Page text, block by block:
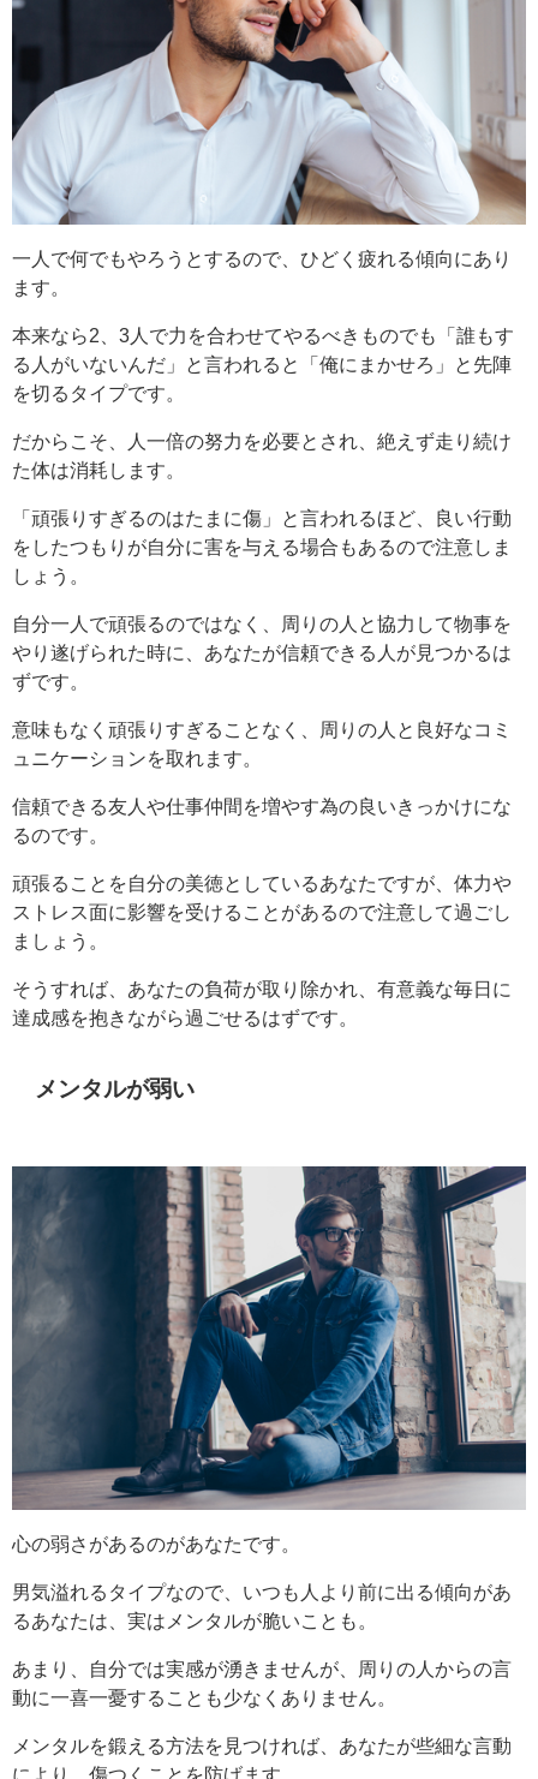
一人で何でもやろうとするので、ひどく疲れる傾向にあり
ます。
本来なら2、3人で力を合わせてやるべきものでも「誰もす
る人がいないんだ」と言われると「俺にまかせろ」と先陣
を切るタイプです。
だからこそ、人一倍の努力を必要とされ、絶えず走り続け
た体は消耗します。
「頑張りすぎるのはたまに傷」と言われるほど、良い行動
をしたつもりが自分に害を与える場合もあるので注意しま
しょう。
自分一人で頑張るのではなく、周りの人と協力して物事を
やり遂げられた時に、あなたが信頼できる人が見つかるは
ずです。
意味もなく頑張りすぎることなく、周りの人と良好なコミ
ュニケーションを取れます。
信頼できる友人や仕事仲間を増やす為の良いきっかけにな
るのです。
頑張ることを自分の美徳としているあなたですが、体力や
ストレス面に影響を受けることがあるので注意して過ごし
ましょう。
そうすれば、あなたの負荷が取り除かれ、有意義な毎日に
達成感を抱きながら過ごせるはずです。
メンタルが弱い
心の弱さがあるのがあなたです。
男気溢れるタイプなので、いつも人より前に出る傾向があ
るあなたは、実はメンタルが脆いことも。
あまり、自分では実感が湧きませんが、周りの人からの言
動に一喜一憂することも少なくありません。
メンタルを鍛える方法を見つければ、あなたが些細な言動
により、傷つくことを防げます。